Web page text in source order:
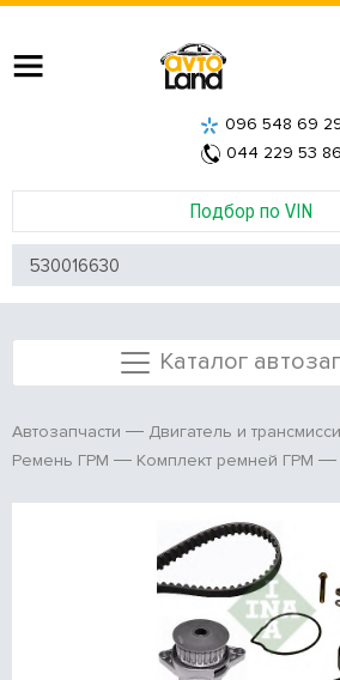
Подбор по VIN
096 548 69
044 229 53 86
Каталог
Автозапчасти Двигатель и
Ремень ГРМ
Комплект ремней ГРМ